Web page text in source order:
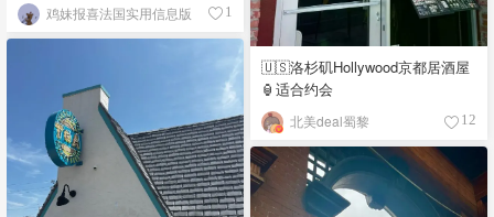
鸡妹报喜法国实用信息版 1
🇺🇸洛杉矶Hollywood京都居酒屋
🏮适合约会
北美deal蜀黎 12